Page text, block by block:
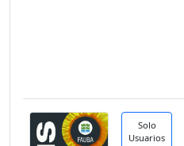
Solo
Usuarios